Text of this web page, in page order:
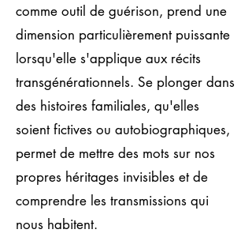
comme outil de guérison, prend une
dimension particulièrement puissante
lorsqu'elle s'applique aux récits
transgénérationnels. Se plonger dans
des histoires familiales, qu'elles
soient fictives ou autobiographiques,
permet de mettre des mots sur nos
propres héritages invisibles et de
comprendre les transmissions qui
nous habitent.